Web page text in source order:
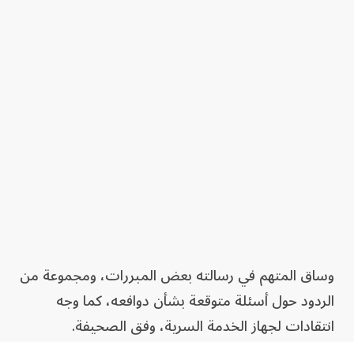
وساق المتهم في رسالته بعض المبررات، ومجموعة من
الردود حول أسئلة متوقعة بشأن دوافعه، كما وجه
انتقادات لجهاز الخدمة السرية، وفق الصحيفة.